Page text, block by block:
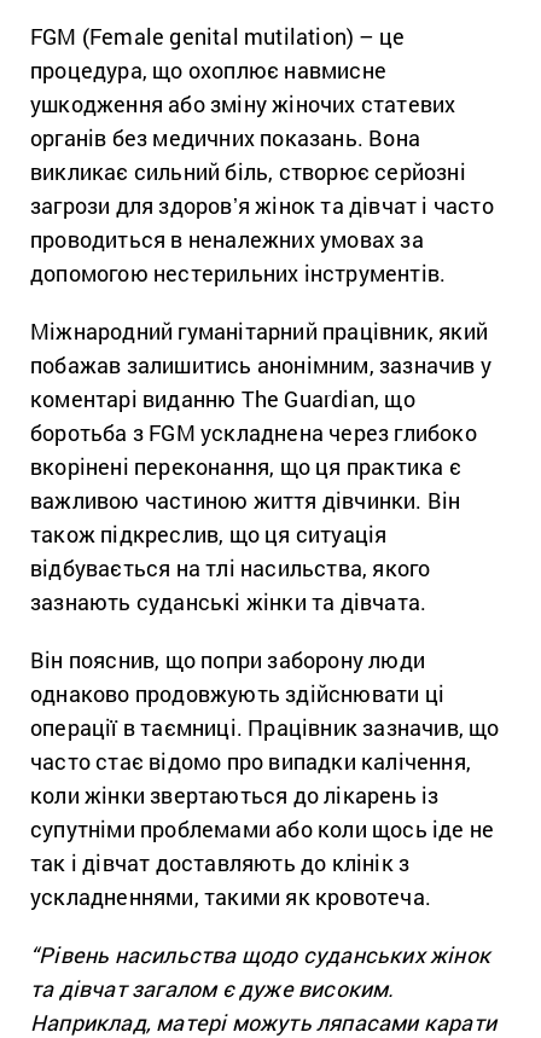
FGM (Female genital mutilation) – це
процедура, що охоплює навмисне
ушкодження або зміну жіночих статевих
органів без медичних показань. Вона
викликає сильний біль, створює серйозні
загрози для здоровʼя жінок та дівчат і часто
проводиться в неналежних умовах за
допомогою нестерильних інструментів.
Міжнародний гуманітарний працівник, який
побажав залишитись анонімним, зазначив у
коментарі виданню The Guardian, що
боротьба з FGM ускладнена через глибоко
вкорінені переконання, що ця практика є
важливою частиною життя дівчинки. Він
також підкреслив, що ця ситуація
відбувається на тлі насильства, якого
зазнають суданські жінки та дівчата.
Він пояснив, що попри заборону люди
однаково продовжують здійснювати ці
операції в таємниці. Працівник зазначив, що
часто стає відомо про випадки калічення,
коли жінки звертаються до лікарень із
супутніми проблемами або коли щось іде не
так і дівчат доставляють до клінік з
ускладненнями, такими як кровотеча.
“Рівень насильства щодо суданських жінок
та дівчат загалом є дуже високим.
Наприклад, матері можуть ляпасами карати